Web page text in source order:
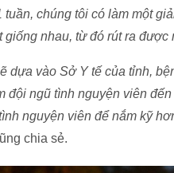
tuần, chúng tôi có làm một
giống nhau, từ đó rút ra được
dựa vào Sở Y tế của tỉnh,
đội ngũ tình nguyện viên
nguyện viên để nắm kỹ
chia sẻ.